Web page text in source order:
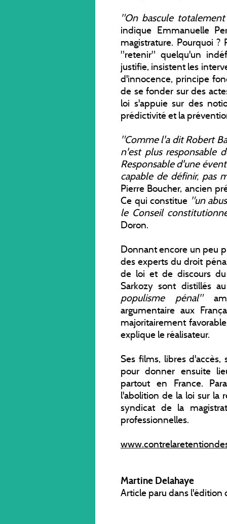
"On bascule
indique Emmanuelle
magistrature. Pourquoi
"retenir" quelqu'un
justifie, insistent les
d'innocence, principe
de se fonder sur des
loi s'appuie sur des
prédictivité et la
"Comme l'a dit Robert
n'est plus responsable
Responsable d'une
capable de définir, pas
Pierre Boucher, ancien
Ce qui constitue "un
le Conseil
Doron.
Donnant encore un peu
des experts du droit
de loi et de discours
Sarkozy sont distillés
populisme pénal"
argumentaire aux
majoritairement
explique le réalisateur.
Ses films, libres
pour donner ensuite
partout en France.
l'abolition de la loi sur la
syndicat de la
professionnelles.
Martine Delahaye
Article paru dans